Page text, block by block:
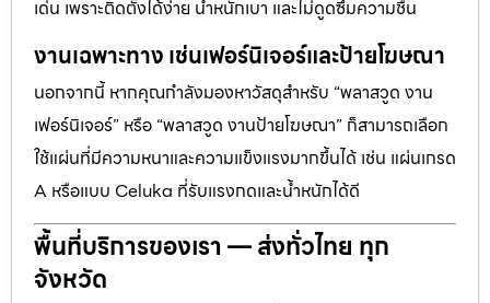
เด่น เพราะติดตั้งได้ง่าย น้ำหนักเบา และไม่ดูดซึมความชื้น
งานเฉพาะทาง เช่นเฟอร์นิเจอร์และป้ายโฆษณา
นอกจากนี้ หากคุณกำลังมองหาวัสดุสำหรับ “พลาสวูด งาน
เฟอร์นิเจอร์” หรือ “พลาสวูด งานป้ายโฆษณา” ก็สามารถเลือก
ใช้แผ่นที่มีความหนาและความแข็งแรงมากขึ้นได้ เช่น แผ่นเกรด
A หรือแบบ Celuka ที่รับแรงกดและน้ำหนักได้ดี
พื้นที่บริการของเรา — ส่งทั่วไทย ทุก
จังหวัด